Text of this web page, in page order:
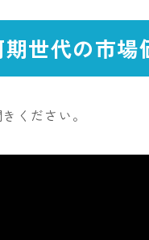
世代の市場
ください。